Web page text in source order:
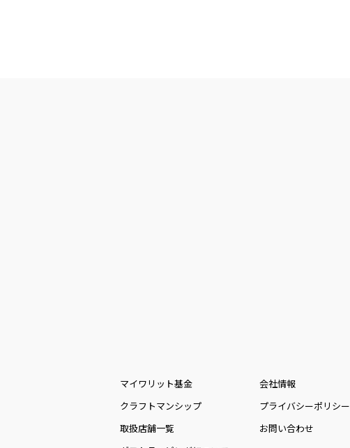
マイワリット基金
クラフトマンシップ
取扱店舗一覧
会社情報
プライバシーポリシー
お問い合わせ